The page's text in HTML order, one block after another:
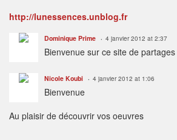
http://lunessences.unblog.fr
Dominique Prime 4 janvier 2012 at 2:37
Bienvenue sur ce site de partages
Nicole Koubi 4 janvier 2012 at 1:06
Bienvenue
Au plaisir de découvrir vos oeuvres